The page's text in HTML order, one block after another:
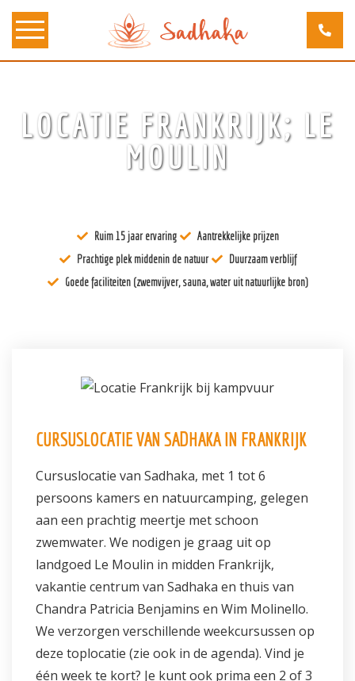
Kunst
Docenten
Inschrijven
Contact
LOCATIE FRANKRIJK; LE
MOULIN
Ruim 15 jaar ervaring
Aantrekkelijke prijzen
Prachtige plek middenin de natuur
Duurzaam verblijf
Goede faciliteiten (zwemvijver, sauna, water uit natuurlijke bron)
CURSUSLOCATIE VAN SADHAKA IN FRANKRIJK
Cursuslocatie van Sadhaka, met 1 tot 6
persoons kamers en natuurcamping, gelegen
aan een prachtig meertje met schoon
zwemwater. We nodigen je graag uit op
landgoed Le Moulin in midden Frankrijk,
vakantie centrum van Sadhaka en thuis van
Chandra Patricia Benjamins en Wim Molinello.
We verzorgen verschillende weekcursussen op
deze toplocatie (zie ook in de agenda). Vind je
één week te kort? Je kunt ook prima een 2 of 3